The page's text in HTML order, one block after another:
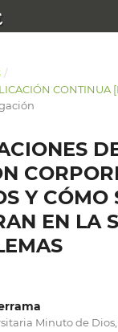
/
CONTINUA
Y CÓMO
EN LA
Minuto de